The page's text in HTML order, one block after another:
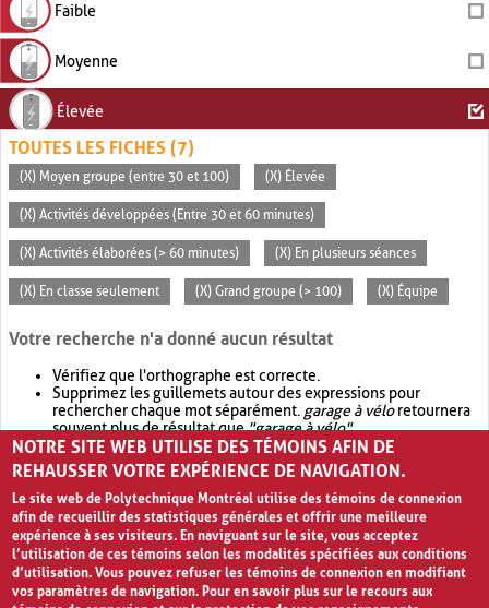
Faible
Moyenne
Élevée
TOUTES LES FICHES (7)
(X) Moyen groupe (entre 30 et 100) (X) Élevée
(X) Activités développées (Entre 30 et 60 minutes)
(X) Activités élaborées (> 60 minutes) (X) En plusieurs séances
(X) En classe seulement (X) Grand groupe (> 100) (X) Équipe
Votre recherche n'a donné aucun résultat
Vérifiez que l'orthographe est correcte.
Supprimez les guillemets autour des expressions pour
rechercher chaque mot séparément. garage à véloretournera
souvent plus de résultat que"garage à vélo".
Envisagez d'élargir votre recherche avec OR.garage OR vélo
retournera souvent plus de résultat quegarage à vélo
NOTRE SITE WEB UTILISE DES TÉMOINS AFIN DE
REHAUSSER VOTRE EXPÉRIENCE DE NAVIGATION.
Le site web de Polytechnique Montréal utilise des témoins de connexion
afin de recueillir des statistiques générales et offrir une meilleure
expérience à ses visiteurs. En naviguant sur le site, vous acceptez
l’utilisation de ces témoins selon les modalités spécifiées aux conditions
d’utilisation. Vous pouvez refuser les témoins de connexion en modifiant
vos paramètres de navigation. Pour en savoir plus sur le recours aux